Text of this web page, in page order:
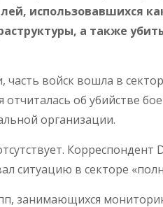
использовавшихся
а также
часть войск вошла в
отчиталась об убийстве
организации.
ситуацию в секторе
занимающихся